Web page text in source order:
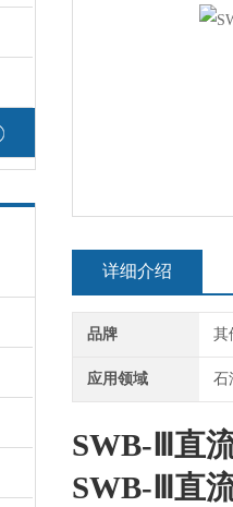
详细介绍
品牌 其
应用领域 石
SWB-Ⅲ直
SWB-Ⅲ直